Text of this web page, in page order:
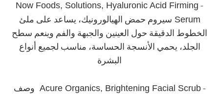
-
Now Foods, Solutions, Hyaluronic Acid Firming
Serum سيروم حمض الهيالورونيك، يساعد على ملئ
الخطوط الدقيقة حول العينين والجبهة والفم وينعم سطح
الجلد، يحمي الأنسجة الحساسة، مناسب لجميع أنواع
البشرة
-
Acure Organics, Brightening Facial Scrub وصف